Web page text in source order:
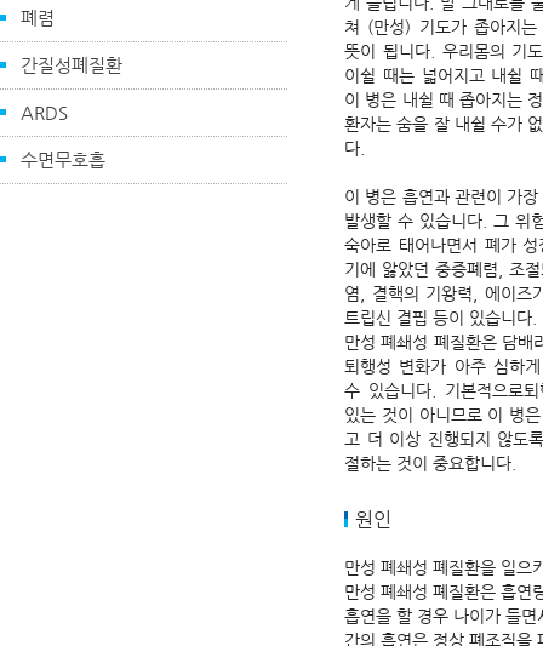
폐렴
간질성폐질환
ARDS
수면무호흡
쳐 (만성) 기도가 좁아지
뜻이 됩니다. 우리몸의 기
이쉴 때는 넓어지고 내쉴
이 병은 내쉴 때 좁아지는
환자는 숨을 잘 내쉴 수가
다.
이 병은 흡연과 관련이 가
발생할 수 있습니다. 그 위
숙아로 태어나면서 폐가
기에 앓았던 중증폐렴, 조
염, 결핵의 기왕력, 에이즈
트립신 결핍 등이 있습니다.
만성 폐쇄성 폐질환은 담배
퇴행성 변화가 아주 심하
수 있습니다. 기본적으로
있는 것이 아니므로 이 병
고 더 이상 진행되지 않도
절하는 것이 중요합니다.
원인
만성 폐쇄성 폐질환을 일으
만성 폐쇄성 폐질환은 흡연
흡연을 할 경우 나이가 들
간의 흡연은 정상 폐조직을